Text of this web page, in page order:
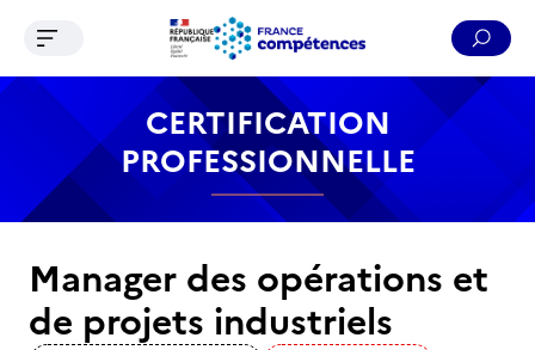
Contenu Recherche Menu Pied de page
Ouvrir le menu de navigation
CERTIFICATION
PROFESSIONNELLE
Manager des opérations et
de projets industriels